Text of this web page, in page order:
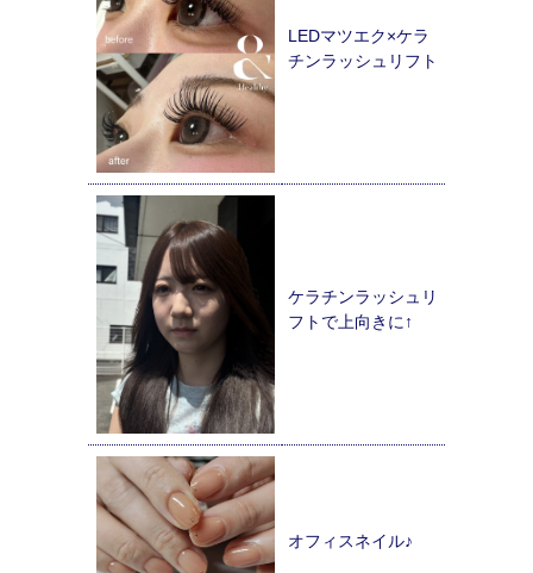
LEDマツエク×ケラ
チンラッシュリフト
ケラチンラッシュリ
フトで上向きに↑
オフィスネイル♪